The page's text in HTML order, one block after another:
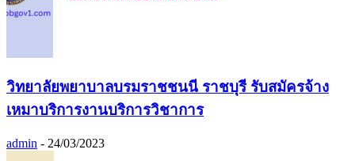
วิทยาลัยพยาบาลบรมราชชนนี ราชบุรี รับสมัครจ้าง
เหมาบริการงานบริการวิชาการ
admin - 24/03/2023